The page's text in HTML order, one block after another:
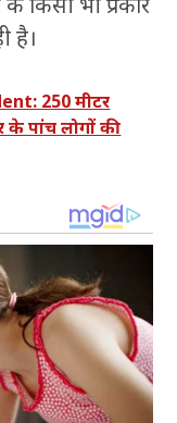
है।
250 मीटर
के पांच लोगों की